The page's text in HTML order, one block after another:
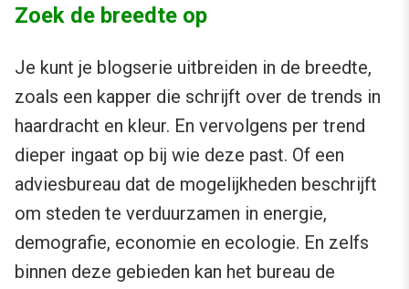
Zoek de breedte op
Je kunt je blogserie uitbreiden in de breedte,
zoals een kapper die schrijft over de trends in
haardracht en kleur. En vervolgens per trend
dieper ingaat op bij wie deze past. Of een
adviesbureau dat de mogelijkheden beschrijft
om steden te verduurzamen in energie,
demografie, economie en ecologie. En zelfs
binnen deze gebieden kan het bureau de